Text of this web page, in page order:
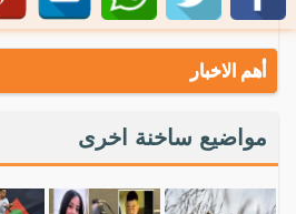
أهم الاخبار
مواضيع ساخنة اخرى